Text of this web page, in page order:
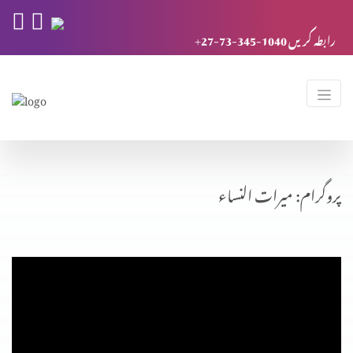
+27-73-345-1040 رابطہ کریں
پروگرام: میرات النساء